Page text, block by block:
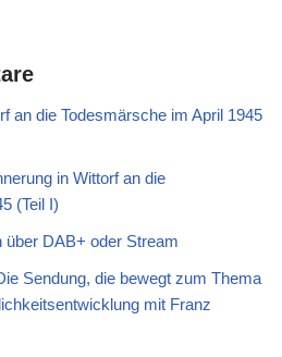
an die Todesmärsche im April 1945
in Wittorf an die
(Teil I)
über DAB+ oder Stream
Sendung, die bewegt zum Thema
mit Franz